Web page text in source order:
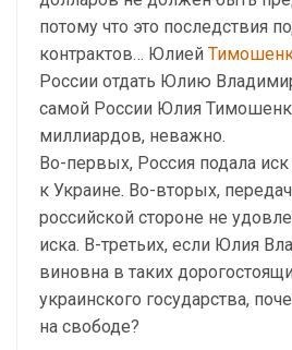
потому что это последствия
контрактов… Юлией
России отдать Юлию
самой России Юлия
миллиардов, неважно.
Во-первых, Россия подала
к Украине. Во-вторых,
российской стороне не
иска. В-третьих, если Юлия
виновна в таких
украинского государства,
на свободе?